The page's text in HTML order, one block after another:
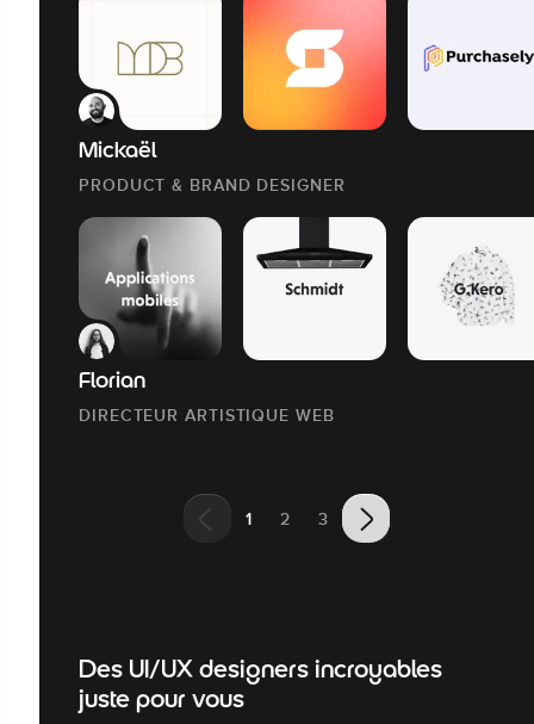
Mickaël
PRODUCT & BRAND DESIGNER
Florian
DIRECTEUR ARTISTIQUE WEB
1 2 3
Des UI/UX designers incroyables
juste pour vous